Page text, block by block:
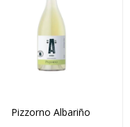
Pizzorno Albariño